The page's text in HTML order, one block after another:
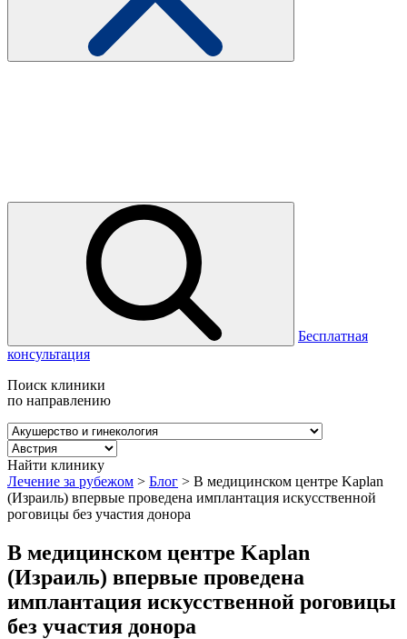
Бесплатная
консультация
Поиск клиники
по направлению
Найти клинику
Лечение за рубежом > Блог > В медицинском центре Kaplan
(Израиль) впервые проведена имплантация искусственной
роговицы без участия донора
В медицинском центре Kaplan
(Израиль) впервые проведена
имплантация искусственной роговицы
без участия донора